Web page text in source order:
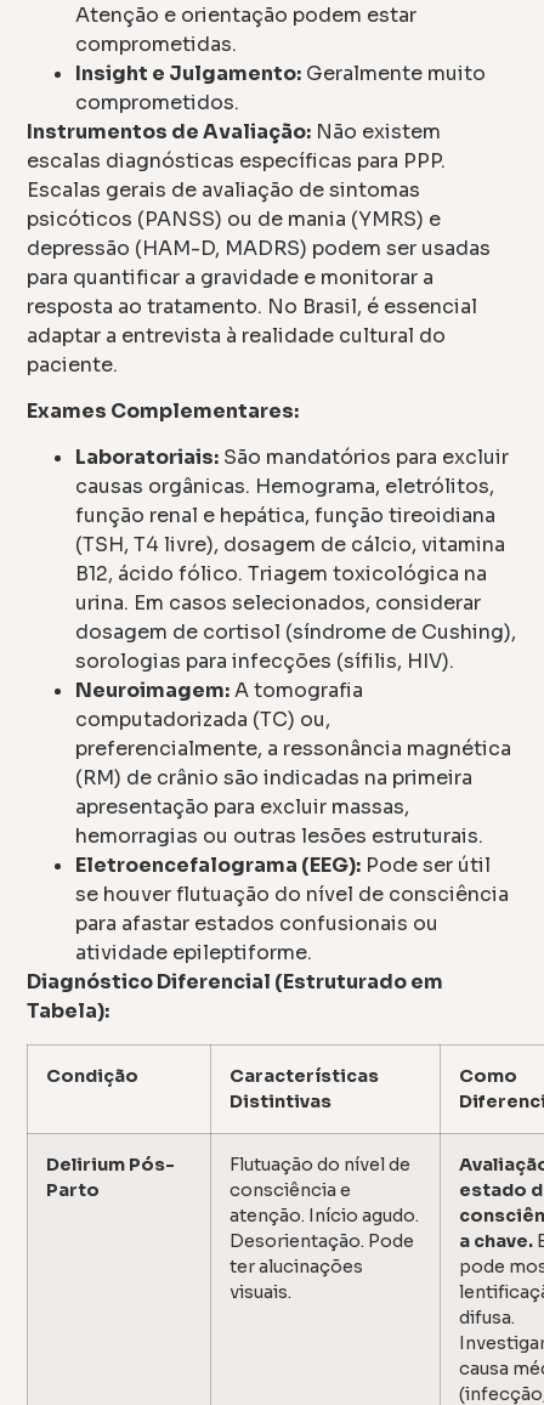
Atenção e orientação podem estar
comprometidas.
Insight e Julgamento: Geralmente muito
comprometidos.
Instrumentos de Avaliação: Não existem
escalas diagnósticas específicas para PPP.
Escalas gerais de avaliação de sintomas
psicóticos (PANSS) ou de mania (YMRS) e
depressão (HAM-D, MADRS) podem ser usadas
para quantificar a gravidade e monitorar a
resposta ao tratamento. No Brasil, é essencial
adaptar a entrevista à realidade cultural do
paciente.
Exames Complementares:
Laboratoriais: São mandatórios para excluir
causas orgânicas. Hemograma, eletrólitos,
função renal e hepática, função tireoidiana
(TSH, T4 livre), dosagem de cálcio, vitamina
B12, ácido fólico. Triagem toxicológica na
urina. Em casos selecionados, considerar
dosagem de cortisol (síndrome de Cushing),
sorologias para infecções (sífilis, HIV).
Neuroimagem:A tomografia
computadorizada (TC) ou,
preferencialmente, a ressonância magnética
(RM) de crânio são indicadas na primeira
apresentação para excluir massas,
hemorragias ou outras lesões estruturais.
Eletroencefalograma (EEG): Pode ser útil
se houver flutuação do nível de consciência
para afastar estados confusionais ou
atividade epileptiforme.
Diagnóstico Diferencial (Estruturado em
Tabela):
Condição
Características
Distintivas
Como
Delirium Pós-
Parto
Flutuação do nível de
consciência e
atenção. Início agudo.
Desorientação. Pode
ter alucinações
visuais.
estado
a chave.
pode
difusa.
causa